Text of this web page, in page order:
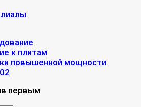
к плитам
повышенной мощности
первым